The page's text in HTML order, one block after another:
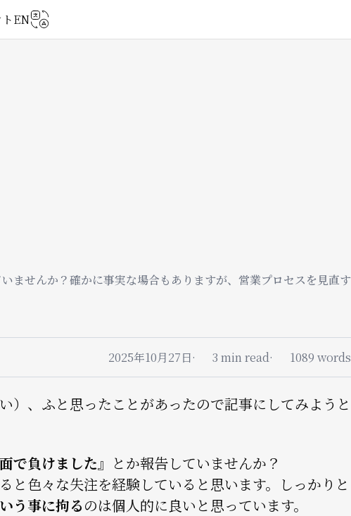
ませんか？確かに事実な場合もありますが、営業プロセスを見直す
2025年10月27日 3 min read
1089 words
）、ふと思ったことがあったので記事にしてみようと
で負けました』 とか報告していませんか？
色々な失注を経験していると思います。しっかりと
う事に拘るのは個人的に良いと思っています。